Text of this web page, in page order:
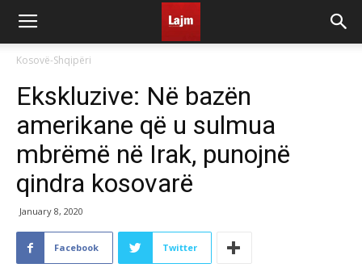
Kosovë-Shqipëri
Ekskluzive: Në bazën
amerikane që u sulmua
mbrëmë në Irak, punojnë
qindra kosovarë
January 8, 2020
Facebook Twitter